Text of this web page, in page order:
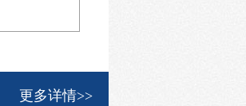
更多详情>>